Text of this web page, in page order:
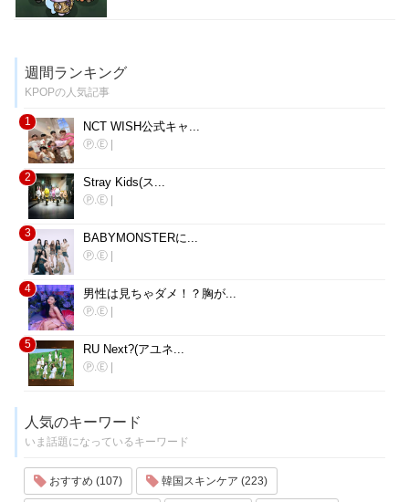
週間ランキング
KPOPの人気記事
1 NCT WISH公式キャ...
Ⓟ.Ⓔ |
2 Stray Kids(ス...
Ⓟ.Ⓔ |
3 BABYMONSTERに...
Ⓟ.Ⓔ |
4 男性は見ちゃダメ！？胸が...
Ⓟ.Ⓔ |
5 RU Next?(アユネ...
Ⓟ.Ⓔ |
人気のキーワード
いま話題になっているキーワード
おすすめ (107) 韓国スキンケア (223)